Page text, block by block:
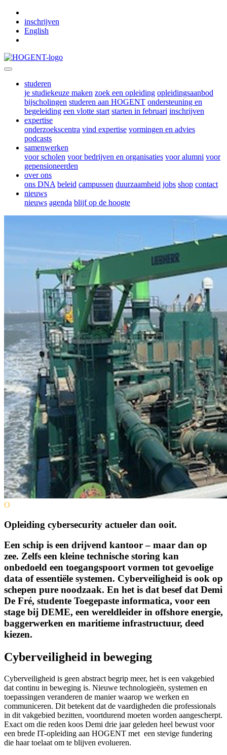
inschrijven
English
studeren
je studiekeuze maken zoek een opleiding opleidingsaanbod
bijscholingen studeren aan HOGENT ondersteuning en
begeleiding een vlotte start starten in februari inschrijven
expertise
onderzoekscentra vind expertise vormingen en advies
podcasts
samenwerken
voor scholen voor bedrijven en organisaties voor alumni voor
gepensioneerden
over ons
ons DNA beleid campussen duurzaamheid jobs shop contact
nieuws
nieuws agenda blijf op de hoogte
O
Opleiding cybersecurity actueler dan ooit.
Een schip is een drijvend kantoor – maar dan op
zee. Zelfs een kleine technische storing kan
onbedoeld een toegangspoort vormen tot gevoelige
data of essentiële systemen. Cyberveiligheid is ook op
schepen pure noodzaak. En het is dat besef dat Demi
De Fré, studente Toegepaste informatica, voor een
stage bij DEME, een wereldleider in offshore energie,
baggerwerken en maritieme infrastructuur, deed
kiezen.
Cyberveiligheid in beweging
Cyberveiligheid is geen abstract begrip meer, het is een vakgebied
dat continu in beweging is. Nieuwe technologieën, systemen en
toepassingen veranderen de manier waarop we werken en
communiceren. Dit betekent dat de vaardigheden die professionals
in dit vakgebied bezitten, voortdurend moeten worden aangescherpt.
Exact om die reden koos Demi drie jaar geleden heel bewust voor
een brede IT-opleiding aan HOGENT met een stevige fundering
die haar toelaat om te blijven evolueren.